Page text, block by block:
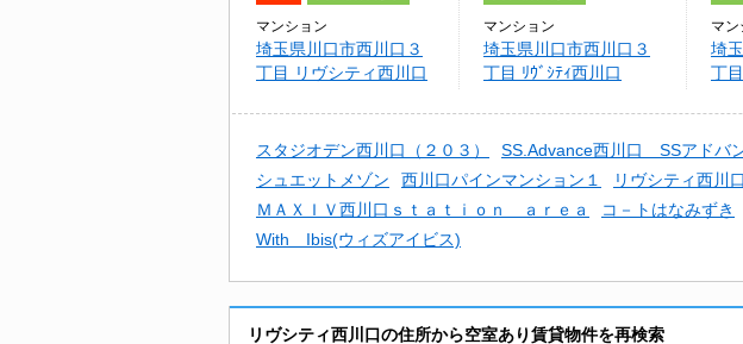
マンション
埼玉県川口市西川口３
丁目 リヴシティ西川口
マンション
埼玉県川口市西川口３
丁目 ﾘｳﾞｼﾃｨ西川口
マン
埼
丁
スタジオデン西川口（２０３） SS.Advance西川口 SSアドバ
シュエットメゾン
西川口パインマンション１ リヴシティ西川
ＭＡＸＩＶ西川口ｓｔａｔｉｏｎ ａｒｅａ
コ－トはなみずき
With Ibis(ウィズアイビス)
リヴシティ西川口の住所から空室あり賃貸物件を再検索